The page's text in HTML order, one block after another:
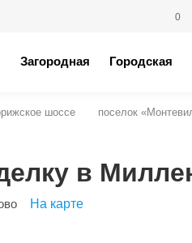
0
Загородная Городская
шоссе поселок
в
На карте